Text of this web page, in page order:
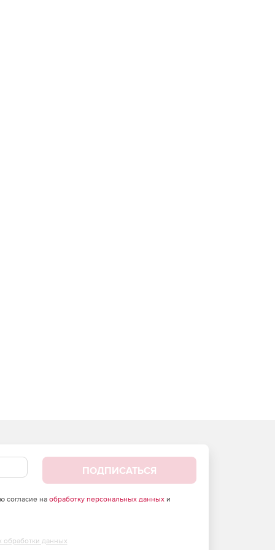
ПОДПИСАТЬСЯ
согласие на обработку персональных данныхи
обработки данных